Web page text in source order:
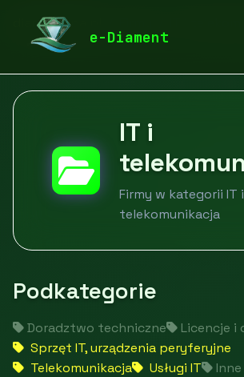
e-Diament
diamentspa.pl
IT i
Firmy w kategorii IT i
telekomunikacja
Podkategorie
Doradztwo techniczne
Licencje i
Sprzęt IT, urządzenia peryferyjne
Telekomunikacja
Usługi IT Inne